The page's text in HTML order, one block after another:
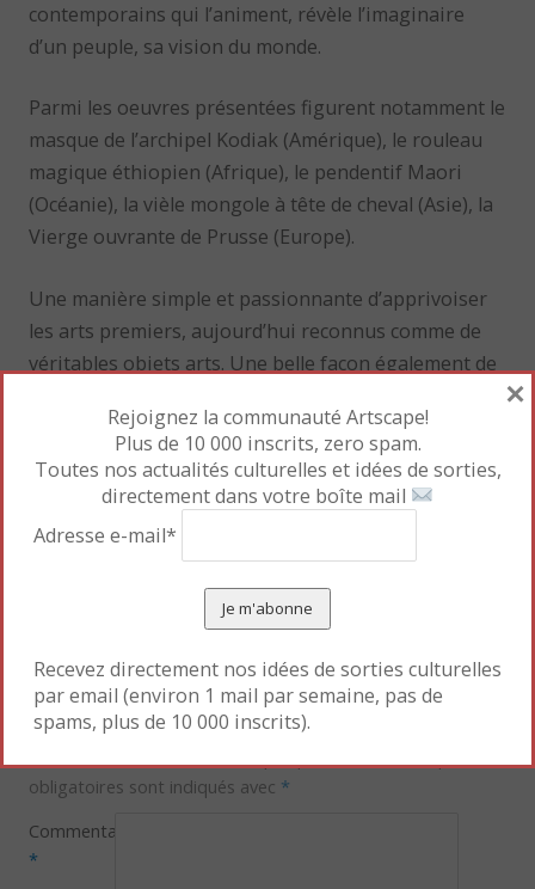
contemporains qui l’animent, révèle l’imaginaire
d’un peuple, sa vision du monde.
Parmi les oeuvres présentées figurent notamment le
masque de l’archipel Kodiak (Amérique), le rouleau
magique éthiopien (Afrique), le pendentif Maori
(Océanie), la vièle mongole à tête de cheval (Asie), la
Vierge ouvrante de Prusse (Europe).
Une manière simple et passionnante d’apprivoiser
les arts premiers, aujourd’hui reconnus comme de
véritables objets arts. Une belle façon également de
quai Branly.
Mettre en favori lePermalien.
Laisser un commentaire
obligatoires sont indiqués avec *
Commentaire
*
Rejoignez la communauté Artscape!
Plus de 10 000 inscrits, zero spam.
Toutes nos actualités culturelles et idées de sorties,
directement dans votre boîte mail
Adresse e-mail*
Recevez directement nos idées de sorties culturelles
par email (environ 1 mail par semaine, pas de
spams, plus de 10 000 inscrits).
×